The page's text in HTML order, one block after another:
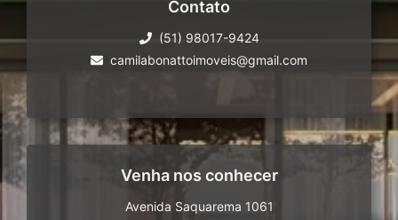
Contato
(51) 98017-9424
camilabonattoimoveis@gmail.com
Venha nos conhecer
Avenida Saquarema 1061